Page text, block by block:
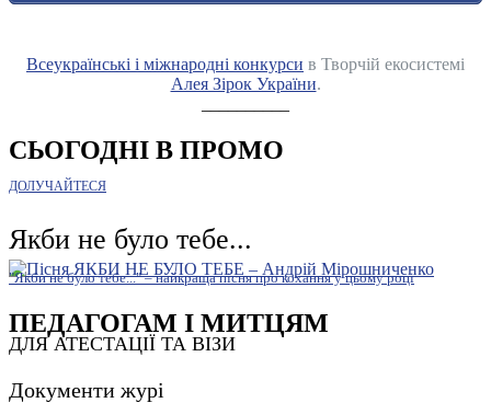
Всеукраїнські і міжнародні конкурси в Творчій екосистемі
Алея Зірок України.
СЬОГОДНІ В ПРОМО
ДОЛУЧАЙТЕСЯ
Якби не було тебе...
"Якби не було тебе..." – найкраща пісня про кохання у цьому році
ПЕДАГОГАМ І МИТЦЯМ
ДЛЯ АТЕСТАЦІЇ ТА ВІЗИ
Документи журі